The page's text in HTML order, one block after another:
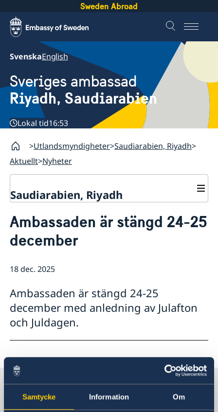
Samtycke Information Om
Sweden Abroad
SvenskaEnglish
Sveriges ambassad
Riyadh, Saudiarabien
Lokal tid16:53
Utlandsmyndigheter Saudiarabien, Riyadh
Aktuellt Nyheter
Saudiarabien, Riyadh
Om oss
Så stöttar vi svenska företag
Svenska företag i Saudiarabien, Oman och Jemen
Nyheter
Avgifter
Ambassaden är stängd 24-25
december
18 dec. 2025
Ambassaden är stängd 24-25
december med anledning av Julafton
och Juldagen.
Sverige i Saudiarabien